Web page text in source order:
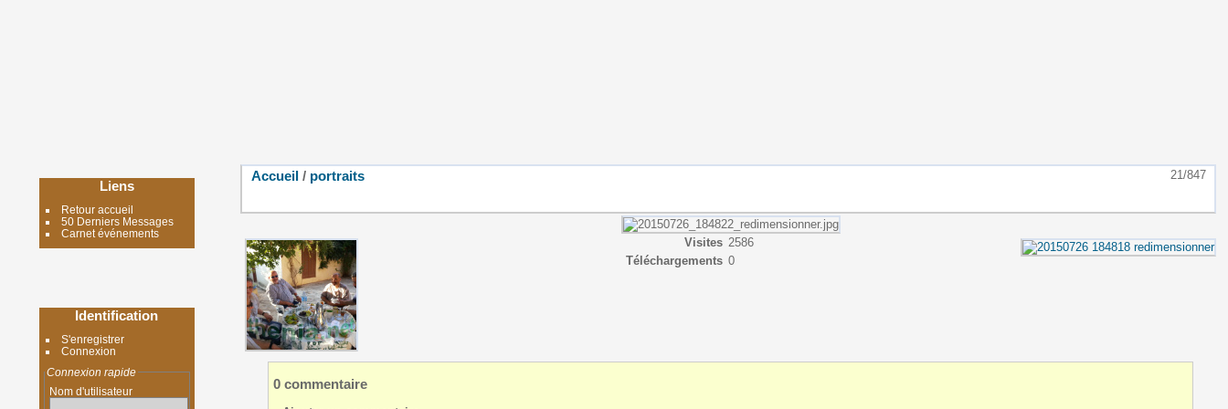
Liens
Retour accueil
50 Derniers Messages
Carnet événements
Identification
S'enregistrer
Connexion
Connexion rapide
Nom d'utilisateur
Accueil / portraits 21/847
Visites 2586
Téléchargements 0
0 commentaire